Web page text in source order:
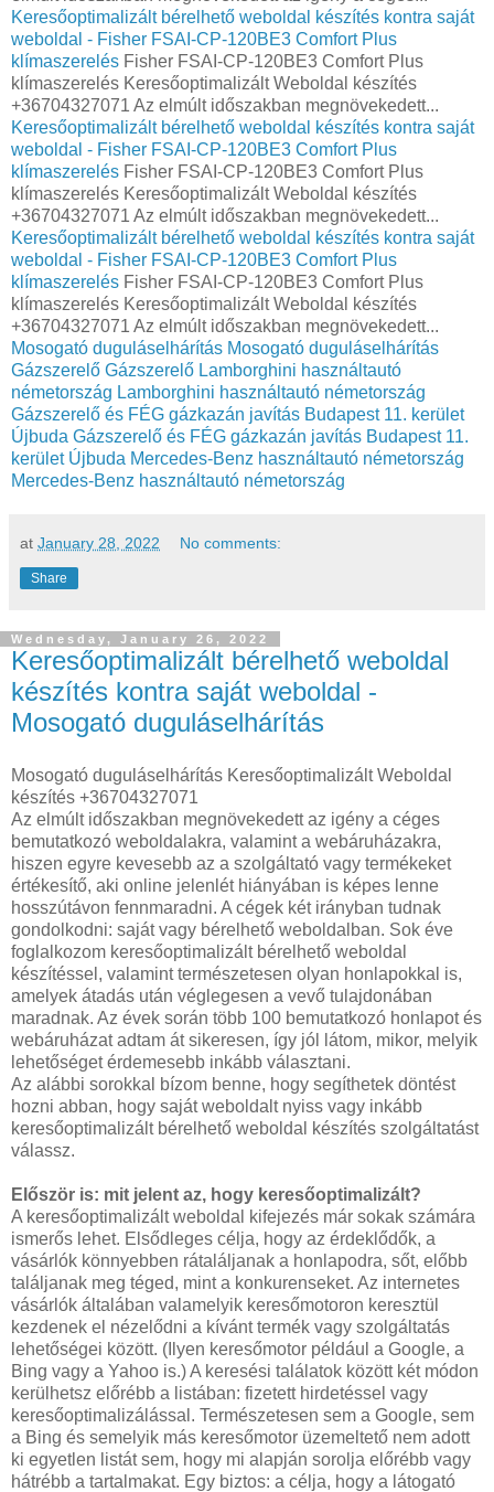
Keresőoptimalizált bérelhető weboldal készítés kontra saját
weboldal - Fisher FSAI-CP-120BE3 Comfort Plus
klímaszerelés Fisher FSAI-CP-120BE3 Comfort Plus
klímaszerelés Keresőoptimalizált Weboldal készítés
+36704327071 Az elmúlt időszakban megnövekedett...
Keresőoptimalizált bérelhető weboldal készítés kontra saját
weboldal - Fisher FSAI-CP-120BE3 Comfort Plus
klímaszerelés Fisher FSAI-CP-120BE3 Comfort Plus
klímaszerelés Keresőoptimalizált Weboldal készítés
+36704327071 Az elmúlt időszakban megnövekedett...
Keresőoptimalizált bérelhető weboldal készítés kontra saját
weboldal - Fisher FSAI-CP-120BE3 Comfort Plus
klímaszerelés Fisher FSAI-CP-120BE3 Comfort Plus
klímaszerelés Keresőoptimalizált Weboldal készítés
+36704327071 Az elmúlt időszakban megnövekedett...
Mosogató duguláselhárítás Mosogató duguláselhárítás
Gázszerelő Gázszerelő Lamborghini használtautó
németország Lamborghini használtautó németország
Gázszerelő és FÉG gázkazán javítás Budapest 11. kerület
Újbuda Gázszerelő és FÉG gázkazán javítás Budapest 11.
kerület Újbuda Mercedes-Benz használtautó németország
Mercedes-Benz használtautó németország
at January 28, 2022 No comments:
Share
Wednesday, January 26, 2022
Keresőoptimalizált bérelhető weboldal
készítés kontra saját weboldal -
Mosogató duguláselhárítás
Mosogató duguláselhárítás Keresőoptimalizált Weboldal
készítés +36704327071
Az elmúlt időszakban megnövekedett az igény a céges
bemutatkozó weboldalakra, valamint a webáruházakra,
hiszen egyre kevesebb az a szolgáltató vagy termékeket
értékesítő, aki online jelenlét hiányában is képes lenne
hosszútávon fennmaradni. A cégek két irányban tudnak
gondolkodni: saját vagy bérelhető weboldalban. Sok éve
foglalkozom keresőoptimalizált bérelhető weboldal
készítéssel, valamint természetesen olyan honlapokkal is,
amelyek átadás után véglegesen a vevő tulajdonában
maradnak. Az évek során több 100 bemutatkozó honlapot és
webáruházat adtam át sikeresen, így jól látom, mikor, melyik
lehetőséget érdemesebb inkább választani.
Az alábbi sorokkal bízom benne, hogy segíthetek döntést
hozni abban, hogy saját weboldalt nyiss vagy inkább
keresőoptimalizált bérelhető weboldal készítés szolgáltatást
válassz.
Először is: mit jelent az, hogy keresőoptimalizált?
A keresőoptimalizált weboldal kifejezés már sokak számára
ismerős lehet. Elsődleges célja, hogy az érdeklődők, a
vásárlók könnyebben rátaláljanak a honlapodra, sőt, előbb
találjanak meg téged, mint a konkurenseket. Az internetes
vásárlók általában valamelyik keresőmotoron keresztül
kezdenek el nézelődni a kívánt termék vagy szolgáltatás
lehetőségei között. (Ilyen keresőmotor például a Google, a
Bing vagy a Yahoo is.) A keresési találatok között két módon
kerülhetsz előrébb a listában: fizetett hirdetéssel vagy
keresőoptimalizálással. Természetesen sem a Google, sem
a Bing és semelyik más keresőmotor üzemeltető nem adott
ki egyetlen listát sem, hogy mi alapján sorolja előrébb vagy
hátrébb a tartalmakat. Egy biztos: a célja, hogy a látogató